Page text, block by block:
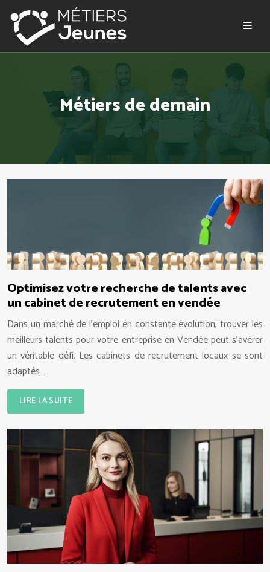
Métiers de demain
Optimisez votre recherche de talents avec
un cabinet de recrutement en vendée
Dans un marché de l’emploi en constante évolution, trouver les
meilleurs talents pour votre entreprise en Vendée peut s’avérer
un véritable défi. Les cabinets de recrutement locaux se sont
adaptés…
LIRE LA SUITE